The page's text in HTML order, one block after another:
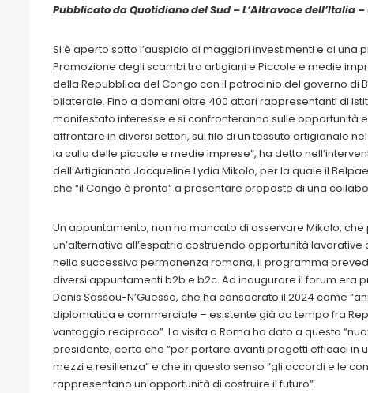
Pubblicato da Quotidiano del Sud – L’Altravoce dell’Italia –
Si è aperto sotto l’auspicio di maggiori investimenti e di
Promozione degli scambi tra artigiani e Piccole e medie
della Repubblica del Congo con il patrocinio del governo di
bilaterale. Fino a domani oltre 400 attori rappresentanti di
manifestato interesse e si confronteranno sulle opportunità
affrontare in diversi settori, sul filo di un tessuto artigianale
la culla delle piccole e medie imprese”, ha detto
dell’Artigianato Jacqueline Lydia Mikolo, per la quale il
che “il Congo è pronto” a presentare proposte di una
Un appuntamento, non ha mancato di osservare Mikolo,
un’alternativa all’espatrio costruendo opportunità
nella successiva permanenza romana, il programma
diversi appuntamenti b2b e b2c. Ad inaugurare il forum era
Denis Sassou-N’Guesso, che ha consacrato il 2024 come
diplomatica e commerciale – esistente già da tempo fra
vantaggio reciproco”. La visita a Roma ha dato a questo
presidente, certo che “per portare avanti progetti efficaci in
mezzi e resilienza” e che in questo senso “gli accordi e le
rappresentano un’opportunità di costruire il futuro”.